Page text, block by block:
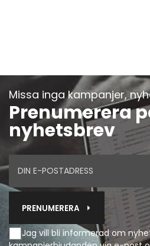
Missa inga kampanjer,
Prenumerera
nyhetsbrev
PRENUMERERA
Jag vill bli informerad om